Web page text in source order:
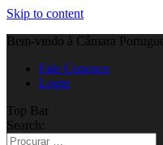
Skip to content
Bem-vindo à Câmara
Fale Conosco
Login
Top Bar
Search: